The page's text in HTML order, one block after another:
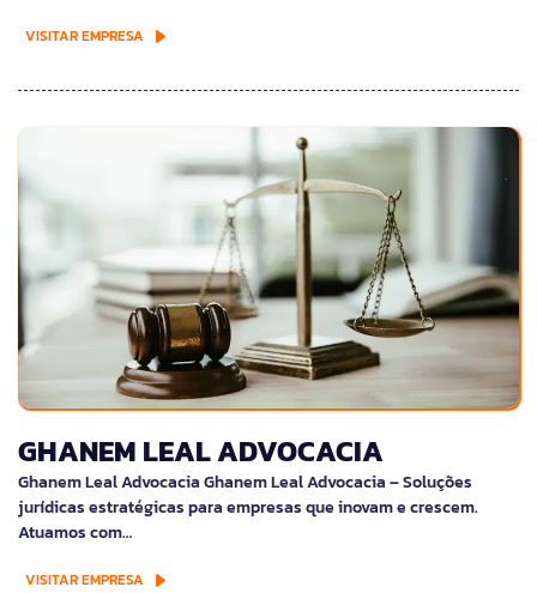
VISITAR EMPRESA
GHANEM LEAL ADVOCACIA
Ghanem Leal Advocacia Ghanem Leal Advocacia – Soluções
jurídicas estratégicas para empresas que inovam e crescem.
Atuamos com…
VISITAR EMPRESA